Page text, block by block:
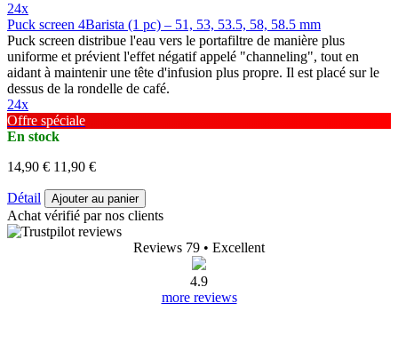
24x
Puck screen 4Barista (1 pc) – 51, 53, 53.5, 58, 58.5 mm
Puck screen distribue l'eau vers le portafiltre de manière plus
uniforme et prévient l'effet négatif appelé "channeling", tout en
aidant à maintenir une tête d'infusion plus propre. Il est placé sur le
dessus de la rondelle de café.
24x
Offre spéciale
En stock
14,90 € 11,90 €
Détail Ajouter au panier
Achat vérifié par nos clients
Reviews 79 • Excellent
4.9
more reviews